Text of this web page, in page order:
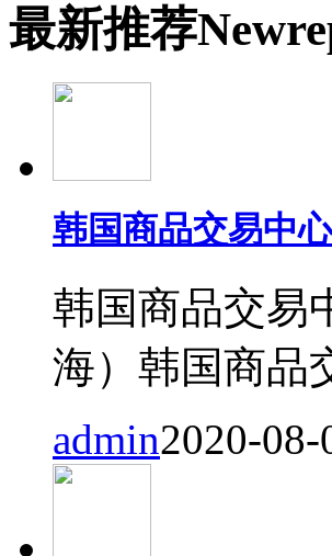
最新推荐New
韩国商品交易中
韩国商品交易
海）韩国商品
admin2020-08-